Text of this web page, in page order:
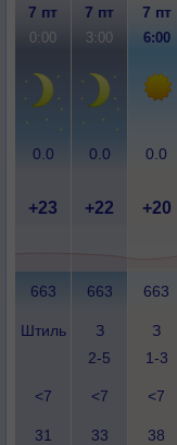
7 пт 7 пт 7 пт
0:00 3:00 6:00
0.0 0.0 0.0
+23 +22 +20
663 663 663
Штиль
З
2-5
З
1-3
<7 <7 <7
31 33 38